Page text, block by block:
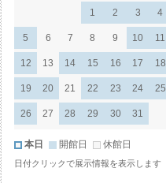
1 2 3 4
5 6 7 8 9 10 11
12 13 14 15 16 17 18
19 20 21 22 23 24 25
26 27 28 29 30 31
本日 開館日 休館日
日付クリックで展示情報を表示します